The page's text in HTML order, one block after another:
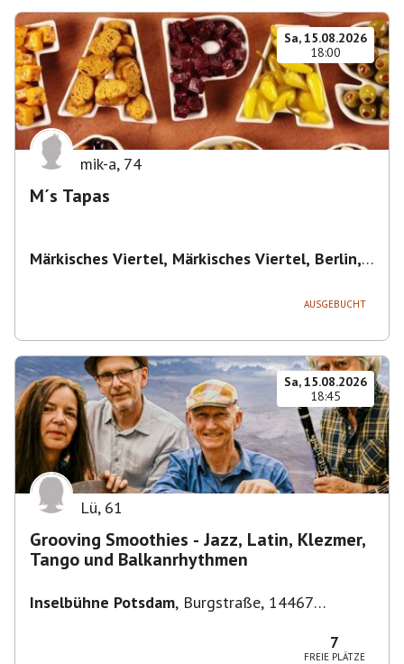
Sa, 15.08.2026
18:00
mik-a, 74
M´s Tapas
Märkisches Viertel, Märkisches Viertel, Berlin,
AUSGEBUCHT
Sa, 15.08.2026
18:45
Lü, 61
Grooving Smoothies - Jazz, Latin, Klezmer,
Tango und Balkanrhythmen
Inselbühne Potsdam, Burgstraße, 14467
7
FREIE PLÄTZE